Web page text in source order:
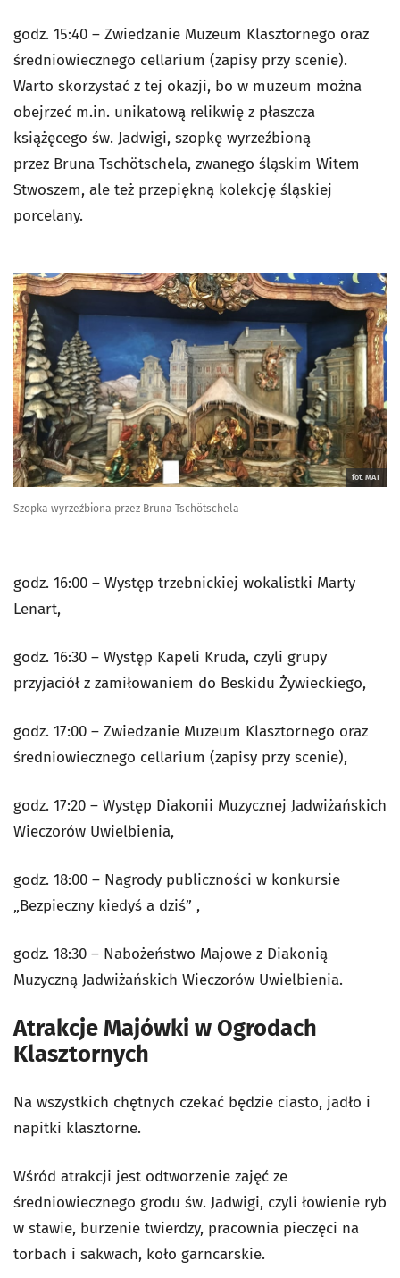
godz. 15:40 – Zwiedzanie Muzeum Klasztornego oraz
średniowiecznego cellarium (zapisy przy scenie).
Warto skorzystać z tej okazji, bo w muzeum można
obejrzeć m.in. unikatową relikwię z płaszcza
książęcego św. Jadwigi, szopkę wyrzeźbioną
przez Bruna Tschötschela, zwanego śląskim Witem
Stwoszem, ale też przepiękną kolekcję śląskiej
porcelany.
fot. MAT
Szopka wyrzeźbiona przez Bruna Tschötschela
godz. 16:00 – Występ trzebnickiej wokalistki Marty
Lenart,
godz. 16:30 – Występ Kapeli Kruda, czyli grupy
przyjaciół z zamiłowaniem do Beskidu Żywieckiego,
godz. 17:00 – Zwiedzanie Muzeum Klasztornego oraz
średniowiecznego cellarium (zapisy przy scenie),
godz. 17:20 – Występ Diakonii Muzycznej Jadwiżańskich
Wieczorów Uwielbienia,
godz. 18:00 – Nagrody publiczności w konkursie
„Bezpieczny kiedyś a dziś” ,
godz. 18:30 – Nabożeństwo Majowe z Diakonią
Muzyczną Jadwiżańskich Wieczorów Uwielbienia.
Atrakcje Majówki w Ogrodach
Klasztornych
Na wszystkich chętnych czekać będzie ciasto, jadło i
napitki klasztorne.
Wśród atrakcji jest odtworzenie zajęć ze
średniowiecznego grodu św. Jadwigi, czyli łowienie ryb
w stawie, burzenie twierdzy, pracownia pieczęci na
torbach i sakwach, koło garncarskie.